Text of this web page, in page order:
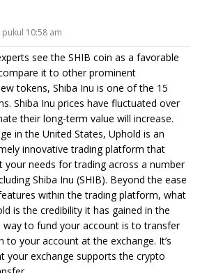
10:58 am
see the SHIB coin as a favorable
it to other prominent
tokens, Shiba Inu is one of the 15
Shiba Inu prices have fluctuated over
their long-term value will increase.
in the United States, Uphold is an
innovative trading platform that
your needs for trading across a number
Shiba Inu (SHIB). Beyond the ease
within the trading platform, what
is the credibility it has gained in the
way to fund your account is to transfer
to your account at the exchange. It’s
your exchange supports the crypto